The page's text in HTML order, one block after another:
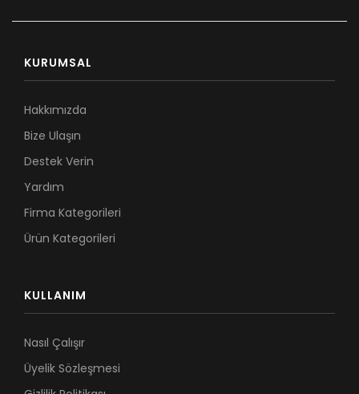
KURUMSAL
Hakkımızda
Bize Ulaşın
Destek Verin
Yardım
Firma Kategorileri
Ürün Kategorileri
KULLANIM
Nasıl Çalışır
Üyelik Sözleşmesi